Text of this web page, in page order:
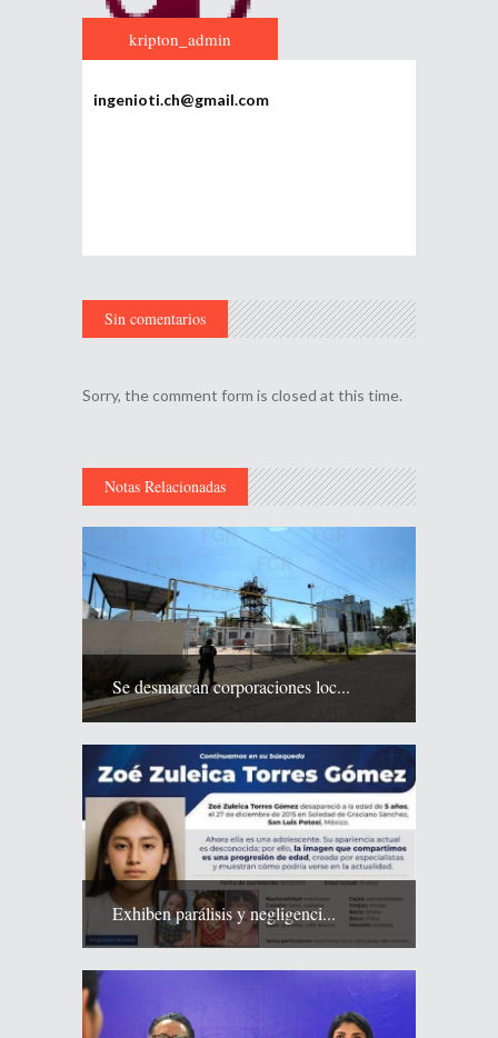
kripton_admin
ingenioti.ch@gmail.com
Sin comentarios
Sorry, the comment form is closed at this time.
Notas Relacionadas
Se desmarcan corporaciones loc...
Exhiben parálisis y negligenci...